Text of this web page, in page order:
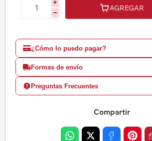
i
h
AGREGAR
¿Cómo lo puedo pagar?
Formas de envío
Preguntas Frecuentes
Compartir